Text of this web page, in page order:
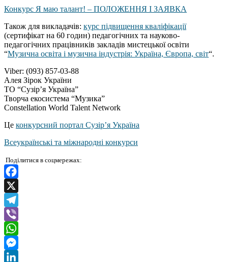
Конкурс Я маю талант! – ПОЛОЖЕННЯ І ЗАЯВКА
Також для викладачів: курс підвищення кваліфікації
(сертифікат на 60 годин) педагогічних та науково-
педагогічних працівників закладів мистецької освіти
“Музична освіта і музична індустрія: Україна, Європа, світ“.
Viber: (093) 857-03-88
Алея Зірок України
ТО “Сузір’я Україна”
Творча екосистема “Музика”
Constellation World Talent Network
Це конкурсний портал Сузір’я Україна
Всеукраїнські та міжнародні конкурси
Поділитися в соцмережах:
Facebook
X
Telegram
Viber
WhatsApp
Messenger